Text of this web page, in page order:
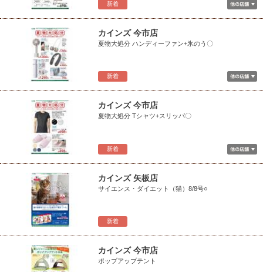
新着
新着
カインズ 今市店
夏物大処分 ハンディーファン+氷のう〇
新着
カインズ 今市店
夏物大処分 Tシャツ+スリッパ〇
新着
カインズ 矢板店
サイエンス・ダイエット（猫）8/8号○
カインズ 今市店
ポップアップテント